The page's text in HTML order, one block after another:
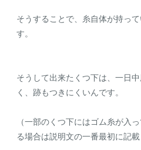
そうすることで、糸自体が持っ
す。
そうして出来たくつ下は、一日
く、跡もつきにくいんです。
（一部のくつ下にはゴム糸が入
る場合は説明文の一番最初に記載